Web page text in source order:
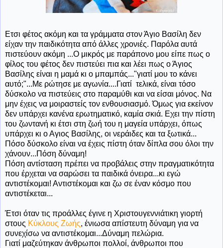
Ετσι φέτος ακόμη και τα γράμματα στον Άγιο Βασίλη δεν
είχαν την παιδικότητα από άλλες χρονιές. Παρόλα αυτά
πιστεύουν ακόμη ...Ο μικρός με παράπονο μου είπε πως ο
φίλος του φέτος δεν πιστεύει πια και λέει πως ο Άγιος
Βασίλης είναι η μαμά κι ο μπαμπάς..."γιατί μου το κάνει
αυτό;"...Με ρώτησε με αγωνία....Γιατί τελικά, είναι τόσο
δύσκολο να πιστεύεις στο παραμύθι και να είσαι μόνος. Να
μην έχεις να μοιραστείς τον ενθουσιασμό. Όμως για εκείνον
δεν υπάρχει κανένα ερωτηματικό, καμία σκιά. Εχει την πίστη
του ζωντανή κι έτσι στη ζωή του η μαγεία υπάρχει, όπως
υπάρχει κι ο Αγιος Βασίλης, οι νεράιδες και τα ξωτικά...
Πόσο δύσκολο είναι να έχεις πίστη όταν δίπλα σου όλοι την
χάνουν...Πόση δύναμη!
Πόση αντίσταση πρέπει να προβάλεις στην πραγματικότητα
που έρχεται να σαρώσει τα παιδικά όνειρα...κι εγώ
αντιστέκομαι! Αντιστέκομαι και ζω σε έναν κόσμο που
αντιστέκεται...
Έτσι όταν τις προάλλες έγινε η Χριστουγεννιάτικη γιορτή
στους Κύκλους Ζωής, ένιωσα απίστευτη δύναμη για να
συνεχίσω να αντιστέκομαι...Δύναμη πελώρια.
Γιατί μαζεύτηκαν άνθρωποι πολλοί, άνθρωποι που